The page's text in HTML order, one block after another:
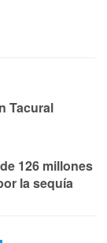
Tacural
126 millones
la sequía